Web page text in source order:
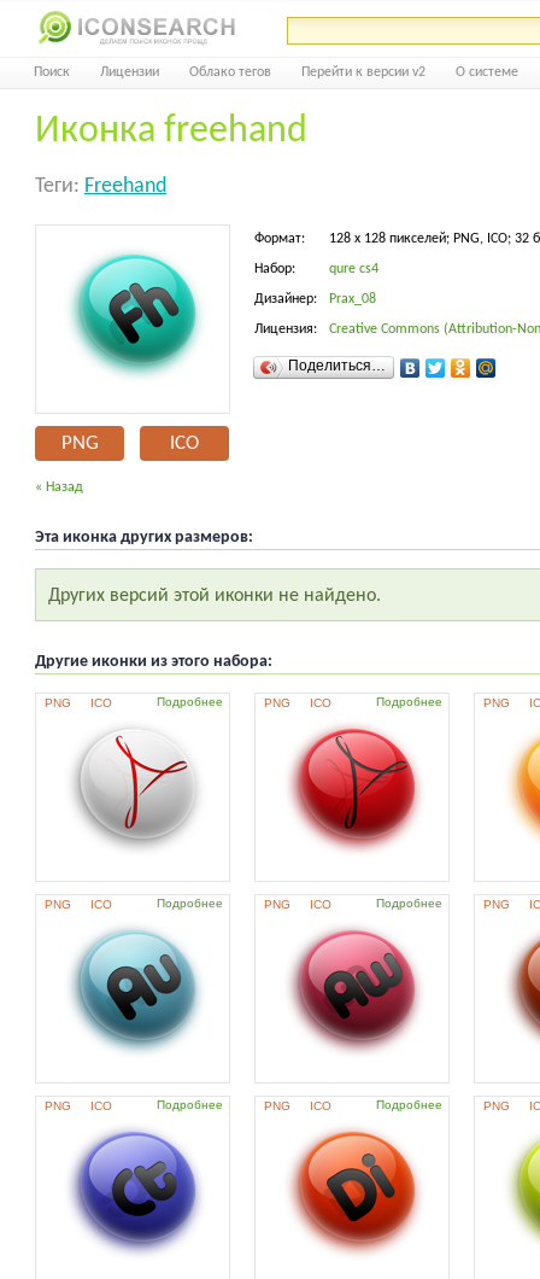
Поиск Лицензии Облако тегов Перейти к версии v2 О системе
Иконка freehand
Теги: Freehand
PNG ICO
Формат: 128 x 128 пикселей; PNG, ICO; 32
Набор: qure cs4
Дизайнер: Prax_08
Лицензия: Creative Commons (Attribution-
Поделиться…
« Назад
Эта иконка других размеров:
Других версий этой иконки не найдено.
Другие иконки из этого набора:
PNG ICO Подробнее PNG ICO Подробнее PNG
PNG ICO Подробнее PNG ICO Подробнее PNG
PNG ICO Подробнее PNG ICO Подробнее PNG